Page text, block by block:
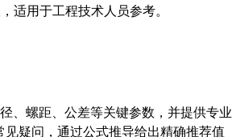
适用于工程技术人员参考。
、螺距、公差等关键参数，并提供专业
见疑问，通过公式推导给出精确推荐值